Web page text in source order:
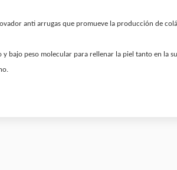
anti arrugas que promueve la producción de
bajo peso molecular para rellenar la piel tanto en la